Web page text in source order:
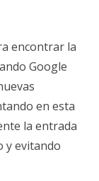
encontrar la
Google
en esta
la entrada
y evitando